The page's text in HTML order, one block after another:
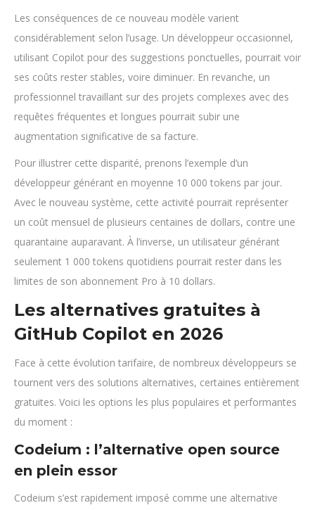
Les conséquences de ce nouveau modèle varient
considérablement selon l’usage. Un développeur occasionnel,
utilisant Copilot pour des suggestions ponctuelles, pourrait voir
ses coûts rester stables, voire diminuer. En revanche, un
professionnel travaillant sur des projets complexes avec des
requêtes fréquentes et longues pourrait subir une
augmentation significative de sa facture.
Pour illustrer cette disparité, prenons l’exemple d’un
développeur générant en moyenne 10 000 tokens par jour.
Avec le nouveau système, cette activité pourrait représenter
un coût mensuel de plusieurs centaines de dollars, contre une
quarantaine auparavant. À l’inverse, un utilisateur générant
seulement 1 000 tokens quotidiens pourrait rester dans les
limites de son abonnement Pro à 10 dollars.
Les alternatives gratuites à
GitHub Copilot en 2026
Face à cette évolution tarifaire, de nombreux développeurs se
tournent vers des solutions alternatives, certaines entièrement
gratuites. Voici les options les plus populaires et performantes
du moment :
Codeium : l’alternative open source
en plein essor
Codeium s’est rapidement imposé comme une alternative